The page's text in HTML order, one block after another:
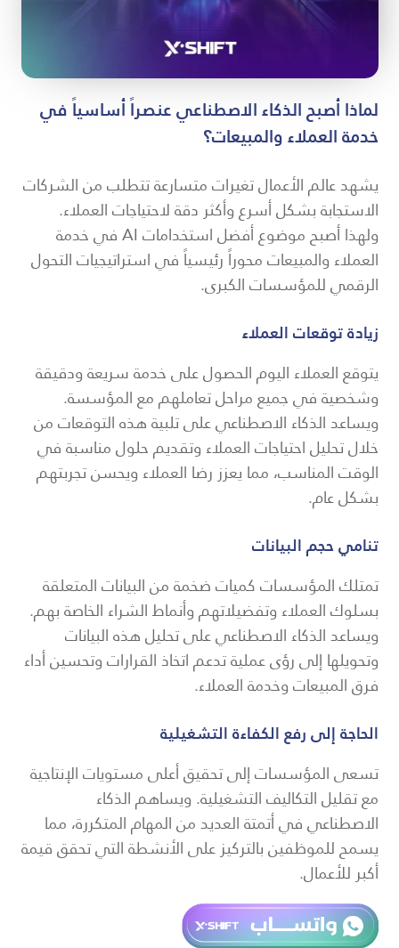
لماذا أصبح الذكاء الاصطناعي عنصراً أساسياً في
خدمة العملاء والمبيعات؟
يشهد عالم الأعمال تغيرات متسارعة تتطلب من الشركات
الاستجابة بشكل أسرع وأكثر دقة لاحتياجات العملاء.
ولهذا أصبح موضوع أفضل استخدامات AI في خدمة
العملاء والمبيعات محوراً رئيسياً في استراتيجيات التحول
الرقمي للمؤسسات الكبرى.
زيادة توقعات العملاء
يتوقع العملاء اليوم الحصول على خدمة سريعة ودقيقة
وشخصية في جميع مراحل تعاملهم مع المؤسسة.
ويساعد الذكاء الاصطناعي على تلبية هذه التوقعات من
خلال تحليل احتياجات العملاء وتقديم حلول مناسبة في
الوقت المناسب، مما يعزز رضا العملاء ويحسن تجربتهم
بشكل عام.
تنامي حجم البيانات
تمتلك المؤسسات كميات ضخمة من البيانات المتعلقة
بسلوك العملاء وتفضيلاتهم وأنماط الشراء الخاصة بهم.
ويساعد الذكاء الاصطناعي على تحليل هذه البيانات
وتحويلها إلى رؤى عملية تدعم اتخاذ القرارات وتحسين أداء
فرق المبيعات وخدمة العملاء.
الحاجة إلى رفع الكفاءة التشغيلية
تسعى المؤسسات إلى تحقيق أعلى مستويات الإنتاجية
مع تقليل التكاليف التشغيلية. ويساهم الذكاء
الاصطناعي في أتمتة العديد من المهام المتكررة، مما
يسمح للموظفين بالتركيز على الأنشطة التي تحقق قيمة
أكبر للأعمال.